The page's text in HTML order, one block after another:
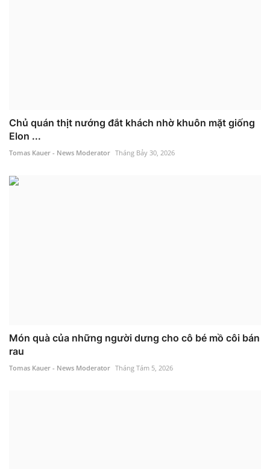
Chủ quán thịt nướng đắt khách nhờ khuôn mặt giống
Elon ...
Tomas Kauer - News Moderator Tháng Bảy 30, 2026
Món quà của những người dưng cho cô bé mồ côi bán
rau
Tomas Kauer - News Moderator Tháng Tám 5, 2026